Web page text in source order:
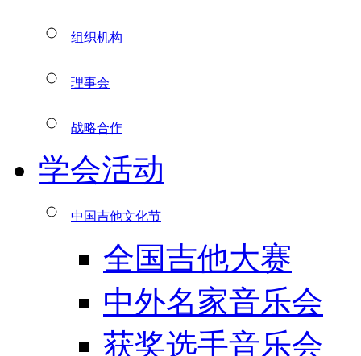
组织机构
理事会
战略合作
学会活动
中国吉他文化节
全国吉他大赛
中外名家音乐会
获奖选手音乐会